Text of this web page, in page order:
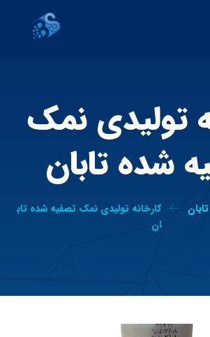
تولیدی نمک
شده تابان
کارخانه تولیدی نمک تصفیه شده تاب
ان